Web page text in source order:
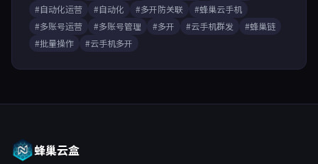
#自动化运营
#自动化 #多开防关联
#蜂巢云手机
#多账号运营
#多账号管理 #多开 #云手机群发
#蜂巢链
#批量操作
#云手机多开
蜂巢云盒